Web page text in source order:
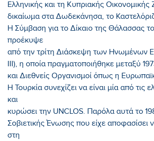
Ελληνικής και τη Κυπριακής
δικαίωμα στα Δωδεκάνησα, το
Η Σύμβαση για το Δίκαιο της Θάλασσας
προέκυψε
από την τρίτη Διάσκεψη των Ηνωμένων
III), η οποία πραγματοποιήθηκε μεταξύ
και Διεθνείς Οργανισμοί όπως η
Η Τουρκία συνεχίζει να είναι μία από
και
κυρώσει την UNCLOS. Παρόλα αυτά το
Σοβιετικής Ένωσης που είχε αποφασίσει
στη